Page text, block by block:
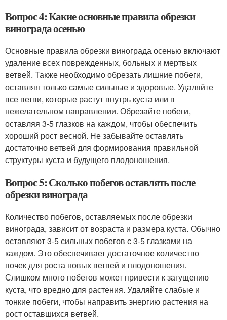
Вопрос 4: Какие основные правила обрезки
винограда осенью
Основные правила обрезки винограда осенью включают
удаление всех поврежденных, больных и мертвых
ветвей. Также необходимо обрезать лишние побеги,
оставляя только самые сильные и здоровые. Удаляйте
все ветви, которые растут внутрь куста или в
нежелательном направлении. Обрезайте побеги,
оставляя 3-5 глазков на каждом, чтобы обеспечить
хороший рост весной. Не забывайте оставлять
достаточно ветвей для формирования правильной
структуры куста и будущего плодоношения.
Вопрос 5: Сколько побегов оставлять после
обрезки винограда
Количество побегов, оставляемых после обрезки
винограда, зависит от возраста и размера куста. Обычно
оставляют 3-5 сильных побегов с 3-5 глазками на
каждом. Это обеспечивает достаточное количество
почек для роста новых ветвей и плодоношения.
Слишком много побегов может привести к загущению
куста, что вредно для растения. Удаляйте слабые и
тонкие побеги, чтобы направить энергию растения на
рост оставшихся ветвей.